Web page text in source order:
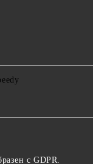
с GDPR.